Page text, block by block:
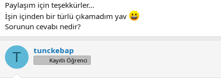
Paylaşım için teşekkürler...
İşin içinden bir türlü çıkamadım yav
Sorunun cevabı nedir?
T tunckebap
Kayıtlı Öğrenci